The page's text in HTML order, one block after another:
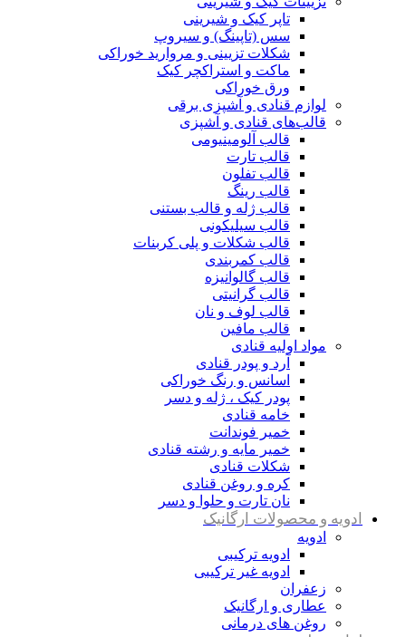
تاپر کیک و شیرینی
سس (تاپینگ) و سیروپ
شکلات تزیینی و مروارید خوراکی
ماکت و استراکچر کیک
ورق خوراکی
لوازم قنادی و آشپزی برقی
قالب‌های قنادی و آشپزی
قالب آلومینیومی
قالب تارت
قالب تفلون
قالب رینگ
قالب ژله و قالب بستنی
قالب سیلیکونی
قالب شکلات و پلی کربنات
قالب کمربندی
قالب گالوانیزه
قالب گرانیتی
قالب لوف و نان
قالب مافین
مواد اولیه قنادی
آرد و پودر قنادی
اسانس و رنگ خوراکی
پودر کیک ، ژله و دسر
خامه قنادی
خمیر فوندانت
خمیر مایه و رشته قنادی
شکلات قنادی
کره و روغن قنادی
نان تارت و حلوا و دسر
ادویه و محصولات ارگانیک
ادویه
ادویه ترکیبی
ادویه غیر ترکیبی
زعفران
عطاری و ارگانیک
روغن های درمانی